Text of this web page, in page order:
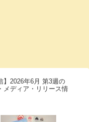
】2026年6月 第3週の
メディア・リリース情